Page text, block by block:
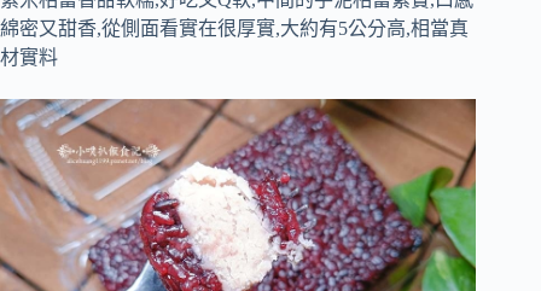
綿密又甜香,從側面看實在很厚實,大約有5公分高,相當真
材實料